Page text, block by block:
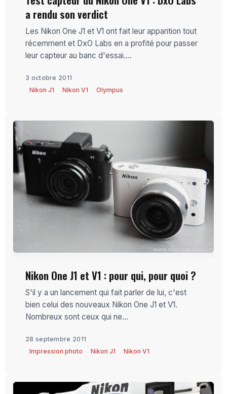
a rendu son verdict
Les Nikon One J1 et V1 ont fait leur apparition tout
récemment et DxO Labs en a profité pour passer
leur capteur au banc d'essai....
3 octobre 2011
Nikon J1
Nikon V1 Olympus
Nikon One J1 et V1 : pour qui, pour quoi ?
S'il y a un lancement qui fait parler de lui, c'est
bien celui des nouveaux Nikon One J1 et V1.
Nombreux sont ceux qui ne...
28 septembre 2011
Impression photo
Nikon J1 Nikon V1